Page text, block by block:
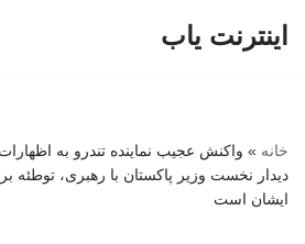
اینترنت یاب
خانه » واکنش عجیب نماینده تندرو به
دیدار نخست وزیر پاکستان با رهبری، توطئه
ایشان است